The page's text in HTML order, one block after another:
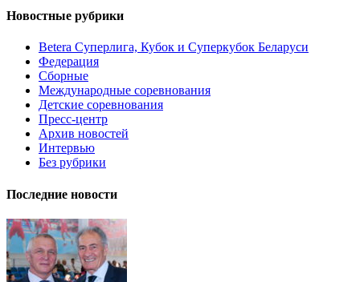
Новостные рубрики
Betera Суперлига, Кубок и Суперкубок Беларуси
Федерация
Сборные
Международные соревнования
Детские соревнования
Пресс-центр
Архив новостей
Интервью
Без рубрики
Последние новости